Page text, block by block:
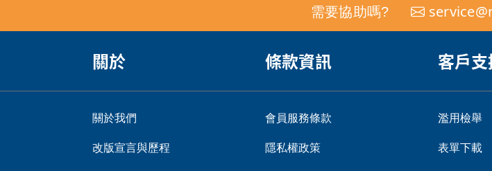
需要協助嗎?
關於 條款資訊 客戶支
關於我們
改版宣言與歷程
會員服務條款
隱私權政策
濫用檢舉
表單下載